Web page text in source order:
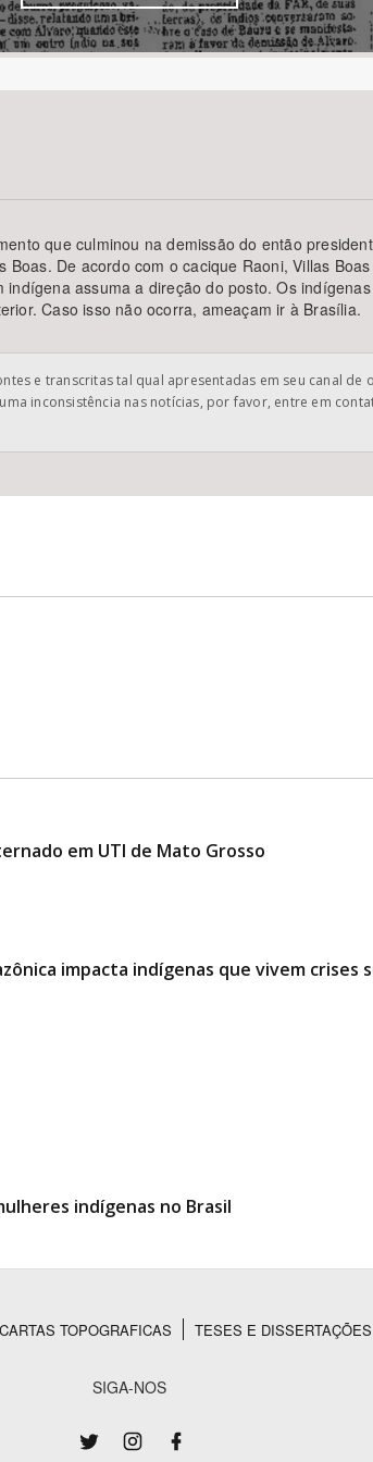
que culminou na demissão do então
De acordo com o cacique Raoni, Villas
assuma a direção do posto. Os
Caso isso não ocorra, ameaçam ir à Brasília.
e transcritas tal qual apresentadas em seu canal
inconsistência nas notícias, por favor, entre em
em UTI de Mato Grosso
impacta indígenas que vivem crises
indígenas no Brasil
TOPOGRAFICAS TESES E DISSERTAÇÕES
SIGA-NOS